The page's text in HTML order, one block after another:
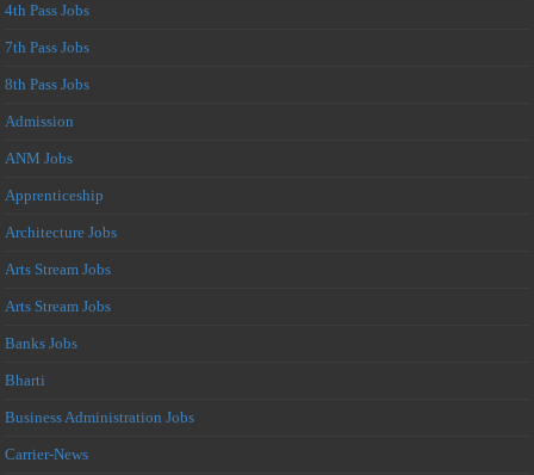
4th Pass Jobs
7th Pass Jobs
8th Pass Jobs
Admission
ANM Jobs
Apprenticeship
Architecture Jobs
Arts Stream Jobs
Arts Stream Jobs
Banks Jobs
Bharti
Business Administration Jobs
Carrier-News